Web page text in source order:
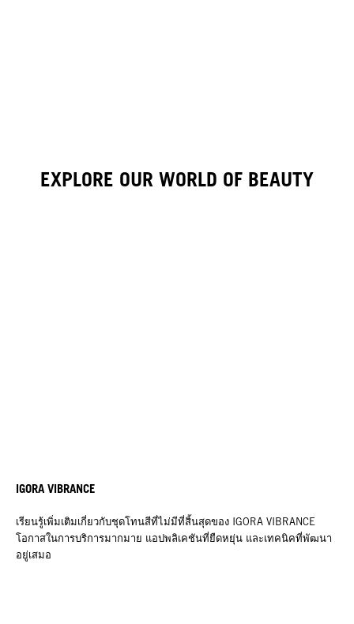
EXPLORE OUR WORLD OF BEAUTY
IGORA VIBRANCE
เรียนรู้เพิ่มเติมเกี่ยวกับชุดโทนสีที่ไม่มีที่สิ้นสุดของ IGORA VIBRANCE
โอกาสในการบริการมากมาย แอปพลิเคชันที่ยืดหยุ่น และเทคนิคที่พัฒนา
อยู่เสมอ